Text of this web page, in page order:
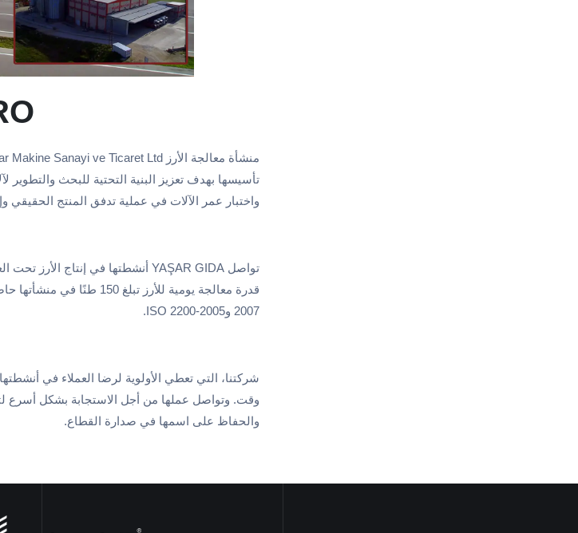
تأسيسها بهدف تعزيز البنية التحتية للبحث والتطوير
واختبار عمر الآلات في عملية تدفق المنتج الحقيقي
2007 وISO 2200-2005.
شركتنا، التي تعطي الأولوية لرضا العملاء في
وقت. وتواصل عملها من أجل الاستجابة بشكل أسرع
والحفاظ على اسمها في صدارة القطاع.